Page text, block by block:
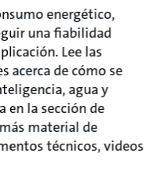
energético,
una fiabilidad
Lee las
acerca de cómo se
agua y
en la sección de
material de
técnicos, videos